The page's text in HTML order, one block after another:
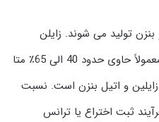
بنزن تولید می شوند. زایلن
تجاری یا آزمایشگاهی تولید شده معمولاً حاوی حدود 40 الی 65٪ متا
پارا زایلین و اتیل بنزن است. نسبت
ثبت اختراع یا ترانس